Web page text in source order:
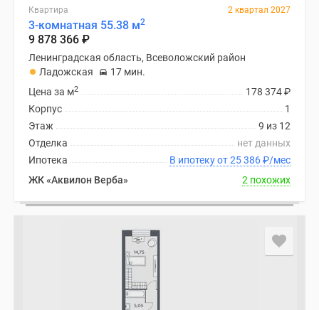
Квартира 2 квартал 2027
3-комнатная 55.38 м2
9 878 366 ₽
Ленинградская область, Всеволожский район
Ладожская
17 мин.
178 374₽
Цена за м2
1
Корпус
9 из 12
Этаж
нет данных
Отделка
В ипотеку от 25 386₽/мес
Ипотека
ЖК «Аквилон Верба»
2 похожих